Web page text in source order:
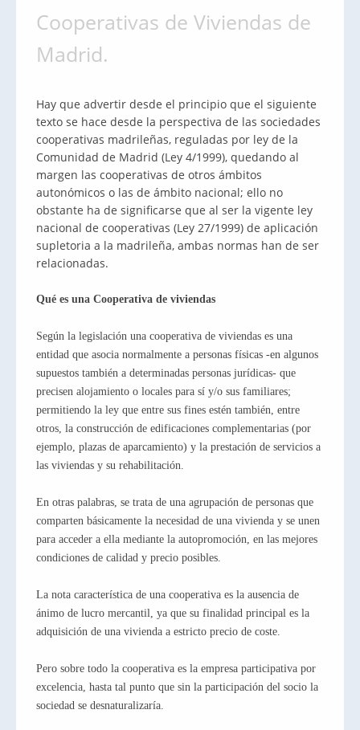
Cooperativas de Viviendas de
Madrid.
Hay que advertir desde el principio que el siguiente
texto se hace desde la perspectiva de las sociedades
cooperativas madrileñas, reguladas por ley de la
Comunidad de Madrid (Ley 4/1999), quedando al
margen las cooperativas de otros ámbitos
autonómicos o las de ámbito nacional; ello no
obstante ha de significarse que al ser la vigente ley
nacional de cooperativas (Ley 27/1999) de aplicación
supletoria a la madrileña, ambas normas han de ser
relacionadas.
Qué es una Cooperativa de viviendas
Según la legislación una cooperativa de viviendas es una
entidad que asocia normalmente a personas físicas -en algunos
supuestos también a determinadas personas jurídicas- que
precisen alojamiento o locales para sí y/o sus familiares;
permitiendo la ley que entre sus fines estén también, entre
otros, la construcción de edificaciones complementarias (por
ejemplo, plazas de aparcamiento) y la prestación de servicios a
las viviendas y su rehabilitación.
En otras palabras, se trata de una agrupación de personas que
comparten básicamente la necesidad de una vivienda y se unen
para acceder a ella mediante la autopromoción, en las mejores
condiciones de calidad y precio posibles.
La nota característica de una cooperativa es la ausencia de
ánimo de lucro mercantil, ya que su finalidad principal es la
adquisición de una vivienda a estricto precio de coste.
Pero sobre todo la cooperativa es la empresa participativa por
excelencia, hasta tal punto que sin la participación del socio la
sociedad se desnaturalizaría.